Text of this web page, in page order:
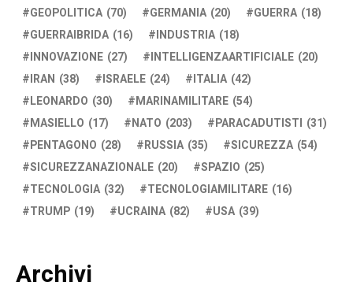
GEOPOLITICA (70) GERMANIA (20) GUERRA (18)
GUERRAIBRIDA (16) INDUSTRIA (18)
INNOVAZIONE (27) INTELLIGENZAARTIFICIALE (20)
IRAN (38) ISRAELE (24) ITALIA (42)
LEONARDO (30) MARINAMILITARE (54)
MASIELLO (17) NATO (203) PARACADUTISTI (31)
PENTAGONO (28) RUSSIA (35) SICUREZZA (54)
SICUREZZANAZIONALE (20) SPAZIO (25)
TECNOLOGIA (32) TECNOLOGIAMILITARE (16)
TRUMP (19) UCRAINA (82) USA (39)
Archivi